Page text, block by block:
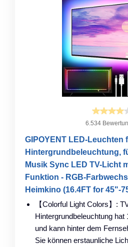
6.534
GIPOYENT LED-Leuchten
Hintergrundbeleuchtung,
Musik Sync LED TV-Licht
Funktion - RGB-
Heimkino (16.4FT for 45"-
【Colorful Light Colors】:
Hintergrundbeleuchtung hat
und kann hinter dem
Sie können erstaunliche